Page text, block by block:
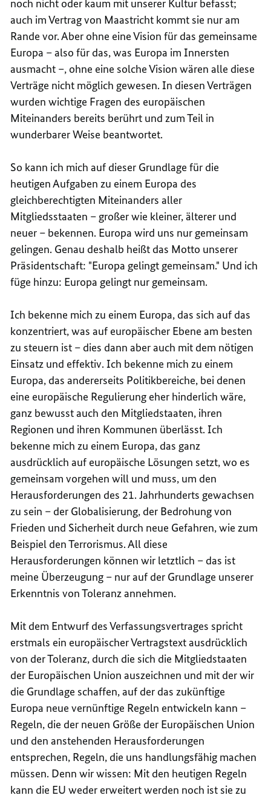
noch nicht oder kaum mit unserer Kultur befasst;
auch im Vertrag von Maastricht kommt sie nur am
Rande vor. Aber ohne eine Vision für das gemeinsame
Europa – also für das, was Europa im Innersten
ausmacht –, ohne eine solche Vision wären alle diese
Verträge nicht möglich gewesen. In diesen Verträgen
wurden wichtige Fragen des europäischen
Miteinanders bereits berührt und zum Teil in
wunderbarer Weise beantwortet.
So kann ich mich auf dieser Grundlage für die
heutigen Aufgaben zu einem Europa des
gleichberechtigten Miteinanders aller
Mitgliedsstaaten – großer wie kleiner, älterer und
neuer – bekennen. Europa wird uns nur gemeinsam
gelingen. Genau deshalb heißt das Motto unserer
Präsidentschaft: "Europa gelingt gemeinsam." Und ich
füge hinzu: Europa gelingt nur gemeinsam.
Ich bekenne mich zu einem Europa, das sich auf das
konzentriert, was auf europäischer Ebene am besten
zu steuern ist – dies dann aber auch mit dem nötigen
Einsatz und effektiv. Ich bekenne mich zu einem
Europa, das andererseits Politikbereiche, bei denen
eine europäische Regulierung eher hinderlich wäre,
ganz bewusst auch den Mitgliedstaaten, ihren
Regionen und ihren Kommunen überlässt. Ich
bekenne mich zu einem Europa, das ganz
ausdrücklich auf europäische Lösungen setzt, wo es
gemeinsam vorgehen will und muss, um den
Herausforderungen des 21. Jahrhunderts gewachsen
zu sein – der Globalisierung, der Bedrohung von
Frieden und Sicherheit durch neue Gefahren, wie zum
Beispiel den Terrorismus. All diese
Herausforderungen können wir letztlich – das ist
meine Überzeugung – nur auf der Grundlage unserer
Erkenntnis von Toleranz annehmen.
Mit dem Entwurf des Verfassungsvertrages spricht
erstmals ein europäischer Vertragstext ausdrücklich
von der Toleranz, durch die sich die Mitgliedstaaten
der Europäischen Union auszeichnen und mit der wir
die Grundlage schaffen, auf der das zukünftige
Europa neue vernünftige Regeln entwickeln kann –
Regeln, die der neuen Größe der Europäischen Union
und den anstehenden Herausforderungen
entsprechen, Regeln, die uns handlungsfähig machen
müssen. Denn wir wissen: Mit den heutigen Regeln
kann die EU weder erweitert werden noch ist sie zu